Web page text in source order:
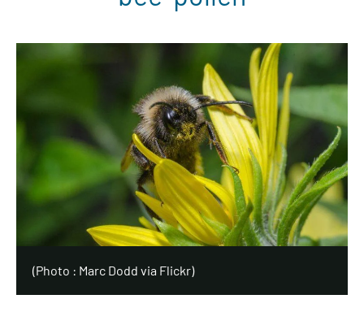
(Photo : Marc Dodd via Flickr)